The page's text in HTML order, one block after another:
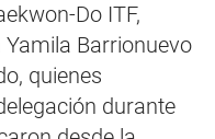
Do ITF,
Barrionuevo
quienes
durante